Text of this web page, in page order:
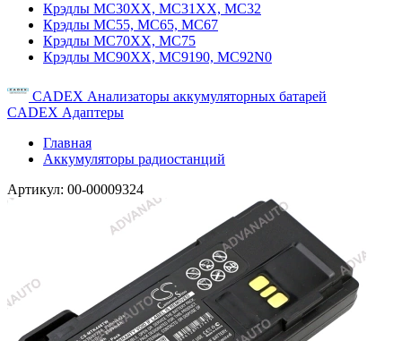
Крэдлы MC30XX, MC31XX, MC32
Крэдлы MC55, MC65, MC67
Крэдлы MC70XX, MC75
Крэдлы MC90XX, MC9190, MC92N0
CADEX Анализаторы аккумуляторных батарей
CADEX Адаптеры
Главная
Аккумуляторы радиостанций
Артикул: 00-00009324